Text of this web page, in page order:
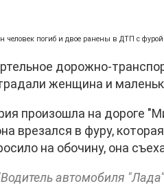
человек погиб и двое ранены в ДТП с фурой
дорожно-
женщина и
произошла на дороге
врезался в фуру,
на обочину, она
автомобиля